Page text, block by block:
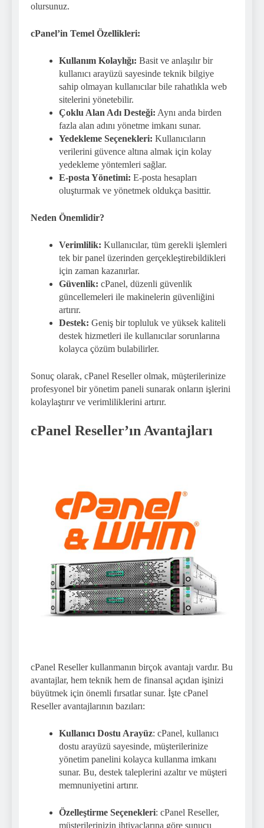
olursunuz.
cPanel’in Temel Özellikleri:
Kullanım Kolaylığı: Basit ve anlaşılır bir
kullanıcı arayüzü sayesinde teknik bilgiye
sahip olmayan kullanıcılar bile rahatlıkla web
sitelerini yönetebilir.
Çoklu Alan Adı Desteği: Aynı anda birden
fazla alan adını yönetme imkanı sunar.
Yedekleme Seçenekleri: Kullanıcıların
verilerini güvence altına almak için kolay
yedekleme yöntemleri sağlar.
E-posta Yönetimi: E-posta hesapları
oluşturmak ve yönetmek oldukça basittir.
Neden Önemlidir?
Verimlilik: Kullanıcılar, tüm gerekli işlemleri
tek bir panel üzerinden gerçekleştirebildikleri
için zaman kazanırlar.
Güvenlik: cPanel, düzenli güvenlik
güncellemeleri ile makinelerin güvenliğini
artırır.
Destek: Geniş bir topluluk ve yüksek kaliteli
destek hizmetleri ile kullanıcılar sorunlarına
kolayca çözüm bulabilirler.
Sonuç olarak, cPanel Reseller olmak, müşterilerinize
profesyonel bir yönetim paneli sunarak onların işlerini
kolaylaştırır ve verimliliklerini artırır.
cPanel Reseller’ın Avantajları
cPanel Reseller kullanmanın birçok avantajı vardır. Bu
avantajlar, hem teknik hem de finansal açıdan işinizi
büyütmek için önemli fırsatlar sunar. İşte cPanel
Reseller avantajlarının bazıları:
Kullanıcı Dostu Arayüz: cPanel, kullanıcı
dostu arayüzü sayesinde, müşterilerinize
yönetim panelini kolayca kullanma imkanı
sunar. Bu, destek taleplerini azaltır ve müşteri
memnuniyetini artırır.
Özelleştirme Seçenekleri: cPanel Reseller,
müşterilerinizin ihtiyaçlarına göre sunucu